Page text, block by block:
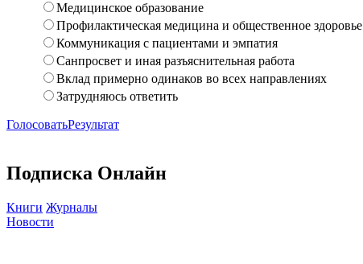
Медицинское образование
Профилактическая медицина и общественное здоровье
Коммуникация с пациентами и эмпатия
Санпросвет и иная разъяснительная работа
Вклад примерно одинаков во всех направлениях
Затрудняюсь ответить
ГолосоватьРезультат
Подписка Онлайн
Книги Журналы
Новости